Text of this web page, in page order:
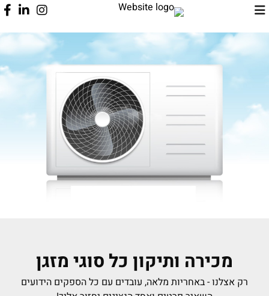
מכירה ותיקון כל סוגי מזגן
רק אצלנו - באחריות מלאה, עובדים עם כל הספקים הידועים